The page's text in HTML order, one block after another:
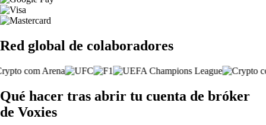
Red global de colaboradores
Qué hacer tras abrir tu cuenta de bróker
de Voxies